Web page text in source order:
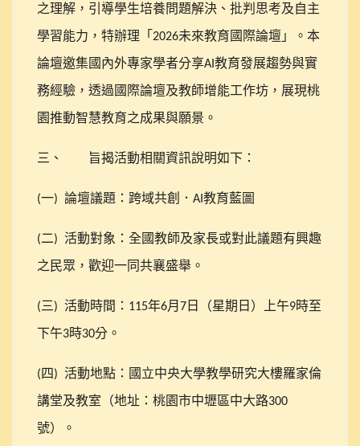
之理解，引導學生培養問題解決、批判思考及自主
學習能力，特辦理「 2026未來教育國際論壇」。本
論壇邀集國內外專家學者分享AI 教育發展趨勢與實
務經驗，透過國際論壇及教師增能工作坊，展現桃
園推動智慧教育之成果與願景。
三、 旨揭活動相關資訊說明如下：
(一) 論壇議題：跨域共創． AI 教育藍圖
(二) 活動對象：全國教師及家長或對此議題有興趣
之民眾，歡迎一同共襄盛舉。
(三) 活動時間： 115年6月 7 日（星期日）上午9時至
下午3時30分。
(四) 活動地點：國立中央大學教學研究大樓羅家倫
講堂及教室（地址：桃園市中壢區中大路300
號）。